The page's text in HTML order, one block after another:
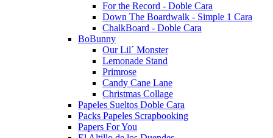
For the Record - Doble Cara
Down The Boardwalk - Simple 1 Cara
ChalkBoard - Doble Cara
BoBunny
Our Lil´ Monster
Lemonade Stand
Primrose
Candy Cane Lane
Christmas Collage
Papeles Sueltos Doble Cara
Packs Papeles Scrapbooking
Papers For You